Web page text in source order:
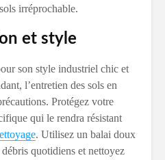
irréprochable.
et style
son style industriel chic et
l’entretien des sols en
Protégez votre
qui le rendra résistant
. Utilisez un balai doux
quotidiens et nettoyez